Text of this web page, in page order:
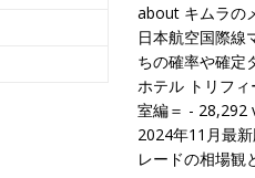
about キムラの
日本航空国際線
ちの確率や確定
ホテル トリフ
室編＝ - 28,292
2024年11月最
レードの相場観